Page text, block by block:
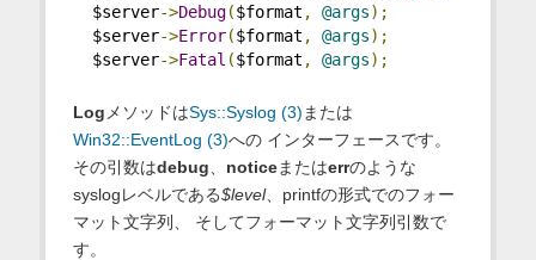
$server->Debug($format , @args);
$server->Error($format , @args);
$server->Fatal ($format , @args);
Log メソッドはSys::Syslog (3) または
Win32::EventLog (3)への インターフェースです。
その引数はdebug noticeまたはerrのような
syslogレベルである$level、printfの形式でのフォー
マット文字列、 そしてフォーマット文字列引数で
す。